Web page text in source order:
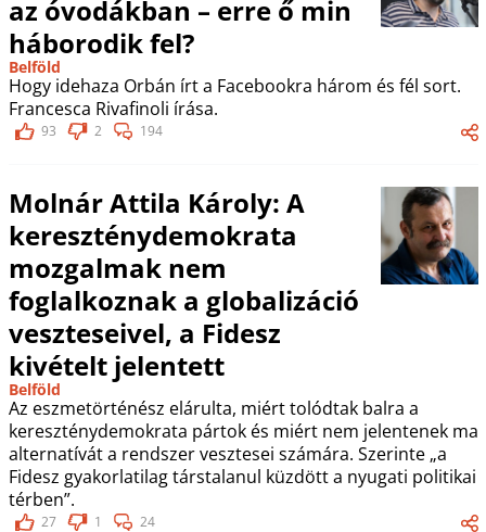
az óvodákban – erre ő min
háborodik fel?
Belföld
Hogy idehaza Orbán írt a Facebookra három és fél sort.
Francesca Rivafinoli írása.
93 2 194
Molnár Attila Károly: A
kereszténydemokrata
mozgalmak nem
foglalkoznak a globalizáció
veszteseivel, a Fidesz
kivételt jelentett
Belföld
Az eszmetörténész elárulta, miért tolódtak balra a
kereszténydemokrata pártok és miért nem jelentenek ma
alternatívát a rendszer vesztesei számára. Szerinte „a
Fidesz gyakorlatilag társtalanul küzdött a nyugati politikai
térben”.
27 1 24